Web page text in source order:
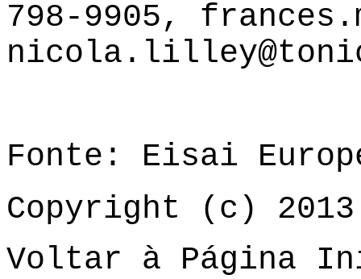
798-9905,
Fonte: Eisai
Copyright (c) 2013
Voltar à Página